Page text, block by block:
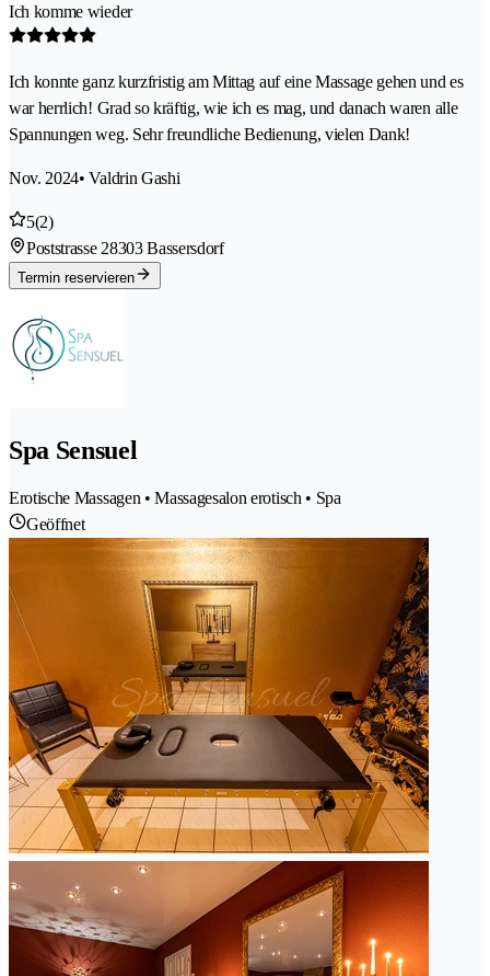
Ich komme wieder
Ich konnte ganz kurzfristig am Mittag auf eine Massage gehen und es
war herrlich! Grad so kräftig, wie ich es mag, und danach waren alle
Spannungen weg. Sehr freundliche Bedienung, vielen Dank!
Nov. 2024• Valdrin Gashi
5(2)
Poststrasse 28303 Bassersdorf
Termin reservieren
Spa Sensuel
Erotische Massagen • Massagesalon erotisch • Spa
Geöffnet